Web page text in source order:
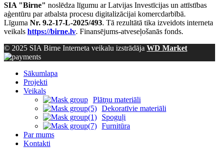
SIA "Birne" noslēdza līgumu ar Latvijas Investīcijas un attīstības
aģentūru par atbalsta procesu digitalizācijai komercdarbībā.
Līguma Nr. 9.2-17-L-2025/493. Tā rezultātā tika izveidots interneta
veikals https://birne.lv. Finansējums-atveseļošanās fonds.
© 2025 SIA Birne Interneta veikalu izstrādāja WD Market
Sākumlapa
Projekti
Veikals
Plātņu materiāli
Dekoratīvie materiāli
Spoguļi
Furnitūra
Par mums
Kontakti